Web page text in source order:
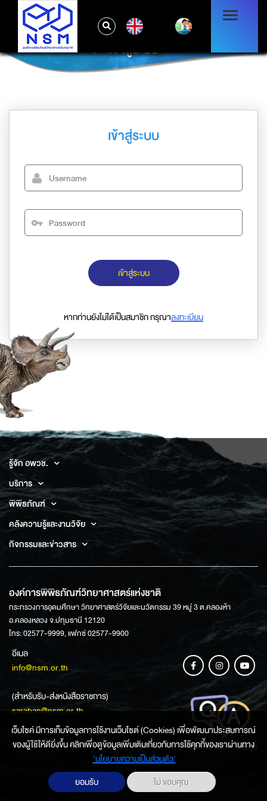
เข้าสู่ระบบ
เข้าสู่ระบบ
เข้าสู่ระบบ
หากท่านยังไม่ได้เป็นสมาชิก กรุณาลงทะเบียน
รู้จัก อพวช.
บริการ
พิพิธภัณฑ์
คลังความรู้และงานวิจัย
กิจกรรมและข่าวสาร
องค์การพิพิธภัณฑ์วิทยาศาสตร์แห่งชาติ
กระทรวงการอุดมศึกษา วิทยาศาสตร์วิจัยและนวัตกรรม 39 หมู่ 3 ต.คลองห้า
อ.คลองหลวง จ.ปทุมธานี 12120
โทร: 02577-9999, แฟกซ์ 02577-9900
อีเมล
info@nsm.or.th
(สำหรับรับ-ส่งหนังสือราชการ)
saraban@nsm.or.th
ช่องทางการสอบถามข้อมูล
เว็บไซค์ มีการเก็บข้อมูลการใช้งานเว็บไซต์ (Cookies) เพื่อพัฒนาประสบการณ์
ของผู้ใช้ให้ดียิ่งขึ้น คลิกเพื่อดูข้อมูลเพิ่มเติมเกี่ยวกับการใช้คุกกี้ของเราผ่านทาง
‘นโยบายความเป็นส่วนตัว'
ยอมรับ
ไม่ ขอบคุณ